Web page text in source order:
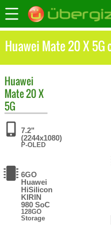
Huawei Mate 20 X 5G
Huawei
Mate 20 X
5G
7.2"
(2244x1080)
P-OLED
6GO
Huawei
HiSilicon
KIRIN
980 SoC
128GO
Storage